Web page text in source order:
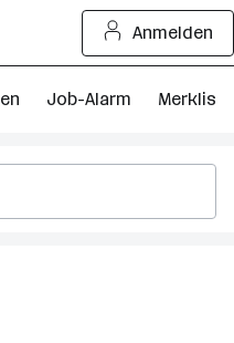
Anmelden
Job-Alarm Merkliste